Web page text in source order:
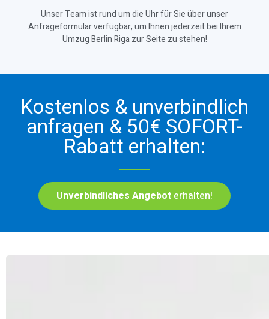
Unser Team ist rund um die Uhr für Sie über unser
Anfrageformular verfügbar, um Ihnen jederzeit bei Ihrem
Umzug Berlin Riga zur Seite zu stehen!
Kostenlos & unverbindlich
anfragen & 50€ SOFORT-
Rabatt erhalten:
Unverbindliches Angebot erhalten!